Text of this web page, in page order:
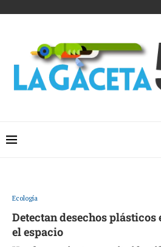
Ecología
Detectan desechos plásticos
el espacio